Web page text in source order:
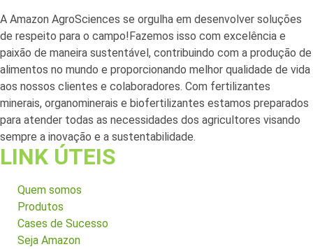
A Amazon AgroSciences se orgulha em desenvolver soluções
de respeito para o campo!Fazemos isso com excelência e
paixão de maneira sustentável, contribuindo com a produção de
alimentos no mundo e proporcionando melhor qualidade de vida
aos nossos clientes e colaboradores. Com fertilizantes
minerais, organominerais e biofertilizantes estamos preparados
para atender todas as necessidades dos agricultores visando
sempre a inovação e a sustentabilidade.
LINK ÚTEIS
Quem somos
Produtos
Cases de Sucesso
Seja Amazon